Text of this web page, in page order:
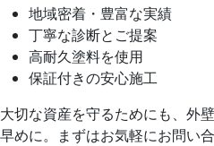
地域密着・豊富な実績
丁寧な診断とご提案
高耐久塗料を使用
保証付きの安心施工
大切な資産を守るためにも、外
早めに。まずはお気軽にお問い合